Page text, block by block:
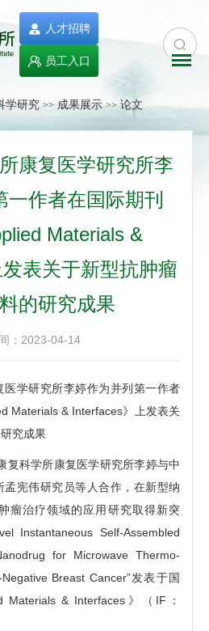
人才招聘
员工入口
学研究 >> 成果展示 >> 论文
康复医学研究所李
一作者在国际期刊
Materials &
表关于新型抗肿瘤
的研究成果
：2023-04-14
学研究所李婷作为并列第一作者
Materials & Interfaces》上发表关
究成果
科学所康复医学研究所李婷与中
孟宪伟研究员等人合作，在新型纳
瘤治疗领域的应用研究取得新突
Instantaneous Self-Assembled
for Microwave Thermo-
Breast Cancer”发表于国
Materials & Interfaces》（IF：